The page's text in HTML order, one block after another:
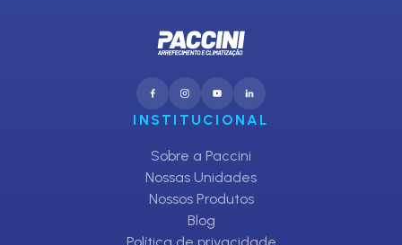
INSTITUCIONAL
Sobre a Paccini
Nossas Unidades
Nossos Produtos
Blog